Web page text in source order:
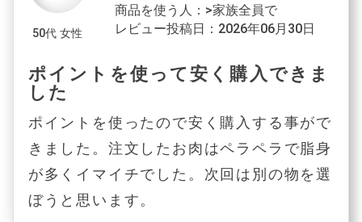
50代 女性
商品を使う人：>家族全員で
レビュー投稿日：2026年06月30日
ポイントを使って安く購入できま
した
ポイントを使ったので安く購入する事がで
きました。注文したお肉はペラペラで脂身
が多くイマイチでした。次回は別の物を選
ぼうと思います。